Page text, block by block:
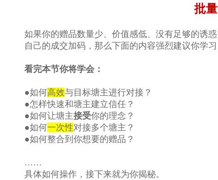
批
如果你的赠品数量少、价值感低、没有足够的诱
自己的成交加码，那么下面的内容强烈建议你学
看完本节你将学会：
●如何高效与目标塘主进行对接？
●怎样快速和塘主建立信任？
●如何让塘主接受你的理念？
●如何一次性对接多个塘主？
●如何整合到你想要的赠品？
……
具体如何操作，接下来就为你揭秘。